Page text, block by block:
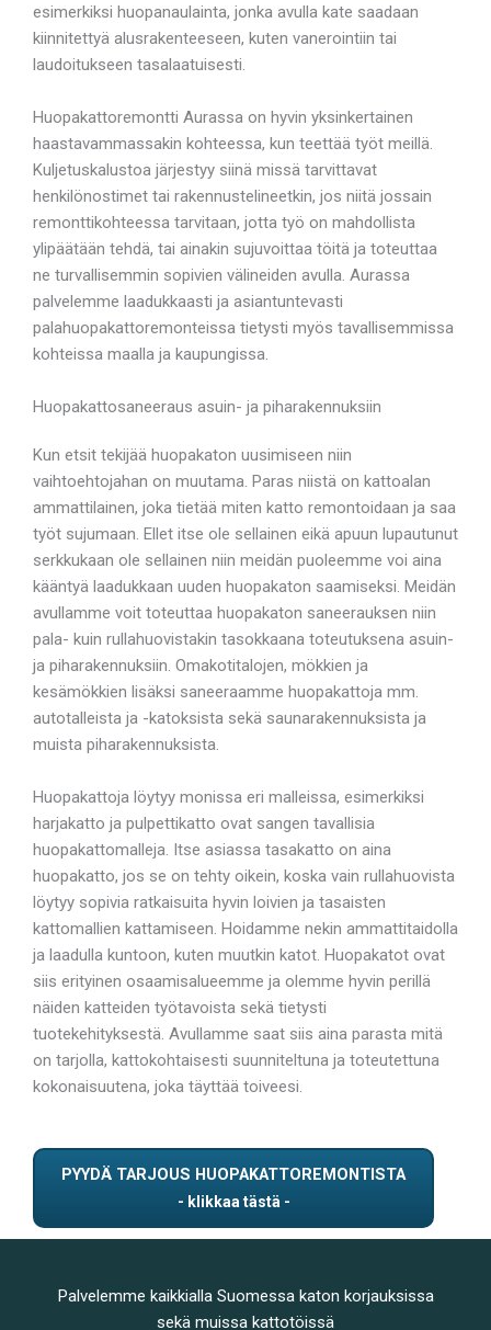
esimerkiksi huopanaulainta, jonka avulla kate saadaan
kiinnitettyä alusrakenteeseen, kuten vanerointiin tai
laudoitukseen tasalaatuisesti.
Huopakattoremontti Aurassa on hyvin yksinkertainen
haastavammassakin kohteessa, kun teettää työt meillä.
Kuljetuskalustoa järjestyy siinä missä tarvittavat
henkilönostimet tai rakennustelineetkin, jos niitä jossain
remonttikohteessa tarvitaan, jotta työ on mahdollista
ylipäätään tehdä, tai ainakin sujuvoittaa töitä ja toteuttaa
ne turvallisemmin sopivien välineiden avulla. Aurassa
palvelemme laadukkaasti ja asiantuntevasti
palahuopakattoremonteissa tietysti myös tavallisemmissa
kohteissa maalla ja kaupungissa.
Huopakattosaneeraus asuin- ja piharakennuksiin
Kun etsit tekijää huopakaton uusimiseen niin
vaihtoehtojahan on muutama. Paras niistä on kattoalan
ammattilainen, joka tietää miten katto remontoidaan ja saa
työt sujumaan. Ellet itse ole sellainen eikä apuun lupautunut
serkkukaan ole sellainen niin meidän puoleemme voi aina
kääntyä laadukkaan uuden huopakaton saamiseksi. Meidän
avullamme voit toteuttaa huopakaton saneerauksen niin
pala- kuin rullahuovistakin tasokkaana toteutuksena asuin-
ja piharakennuksiin. Omakotitalojen, mökkien ja
kesämökkien lisäksi saneeraamme huopakattoja mm.
autotalleista ja -katoksista sekä saunarakennuksista ja
muista piharakennuksista.
Huopakattoja löytyy monissa eri malleissa, esimerkiksi
harjakatto ja pulpettikatto ovat sangen tavallisia
huopakattomalleja. Itse asiassa tasakatto on aina
huopakatto, jos se on tehty oikein, koska vain rullahuovista
löytyy sopivia ratkaisuita hyvin loivien ja tasaisten
kattomallien kattamiseen. Hoidamme nekin ammattitaidolla
ja laadulla kuntoon, kuten muutkin katot. Huopakatot ovat
siis erityinen osaamisalueemme ja olemme hyvin perillä
näiden katteiden työtavoista sekä tietysti
tuotekehityksestä. Avullamme saat siis aina parasta mitä
on tarjolla, kattokohtaisesti suunniteltuna ja toteutettuna
kokonaisuutena, joka täyttää toiveesi.
PYYDÄ TARJOUS HUOPAKATTOREMONTISTA
Palvelemme kaikkialla Suomessa katon korjauksissa
sekä muissa kattotöissä